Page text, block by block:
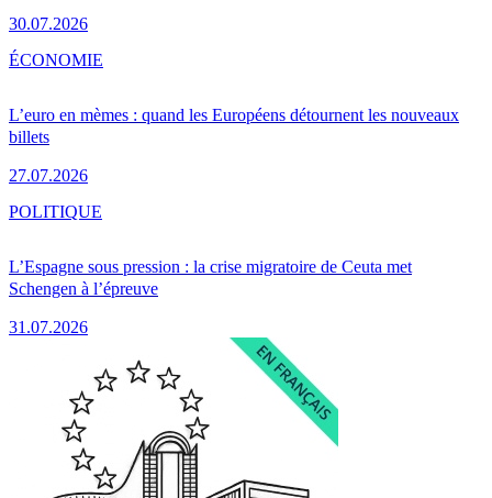
30.07.2026
L’euro en mèmes : quand les Européens détournent les nouveaux
billets
27.07.2026
ÉCONOMIE
L’Espagne sous pression : la crise migratoire de Ceuta met
Schengen à l’épreuve
31.07.2026
POLITIQUE